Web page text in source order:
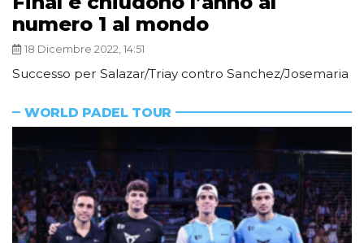
numero 1 al mondo
18 Dicembre 2022, 14:51
Successo per Salazar/Triay contro Sanchez/Josemaria
WORLD PADEL TOUR